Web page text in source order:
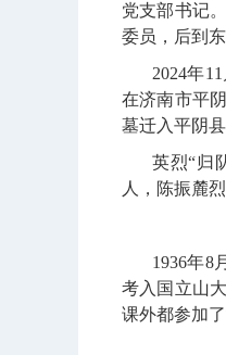
党支部书记
委员，后到
2024年11
在济南市平
墓迁入平阴县
英烈“归
人，陈振麓
1936年8
考入国立山
课外都参加